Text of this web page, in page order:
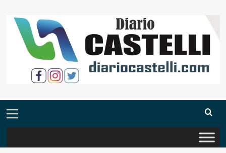
contenido
Menú